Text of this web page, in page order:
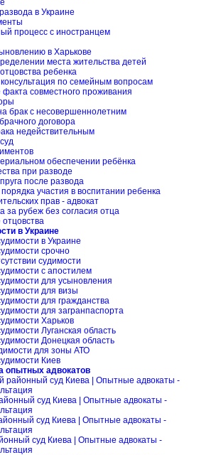
в Украине
процесс с иностранцем
в Харькове
места жительства детей
ребенка
по семейным вопросам
совместного проживания
брак с несовершеннолетним
договора
недействительным
обеспечении ребёнка
при разводе
после развода
участия в воспитании ребенка
прав - адвокат
за рубеж без согласия отца
в Украине
в Украине
срочно
судимости
с апостилем
для усыновления
для визы
для гражданства
для загранпаспорта
Харьков
Луганская область
Донецкая область
для зоны АТО
Киев
опытных адвокатов
районный суд Киева | Опытные адвокаты -
суд Киева | Опытные адвокаты -
суд Киева | Опытные адвокаты -
суд Киева | Опытные адвокаты -